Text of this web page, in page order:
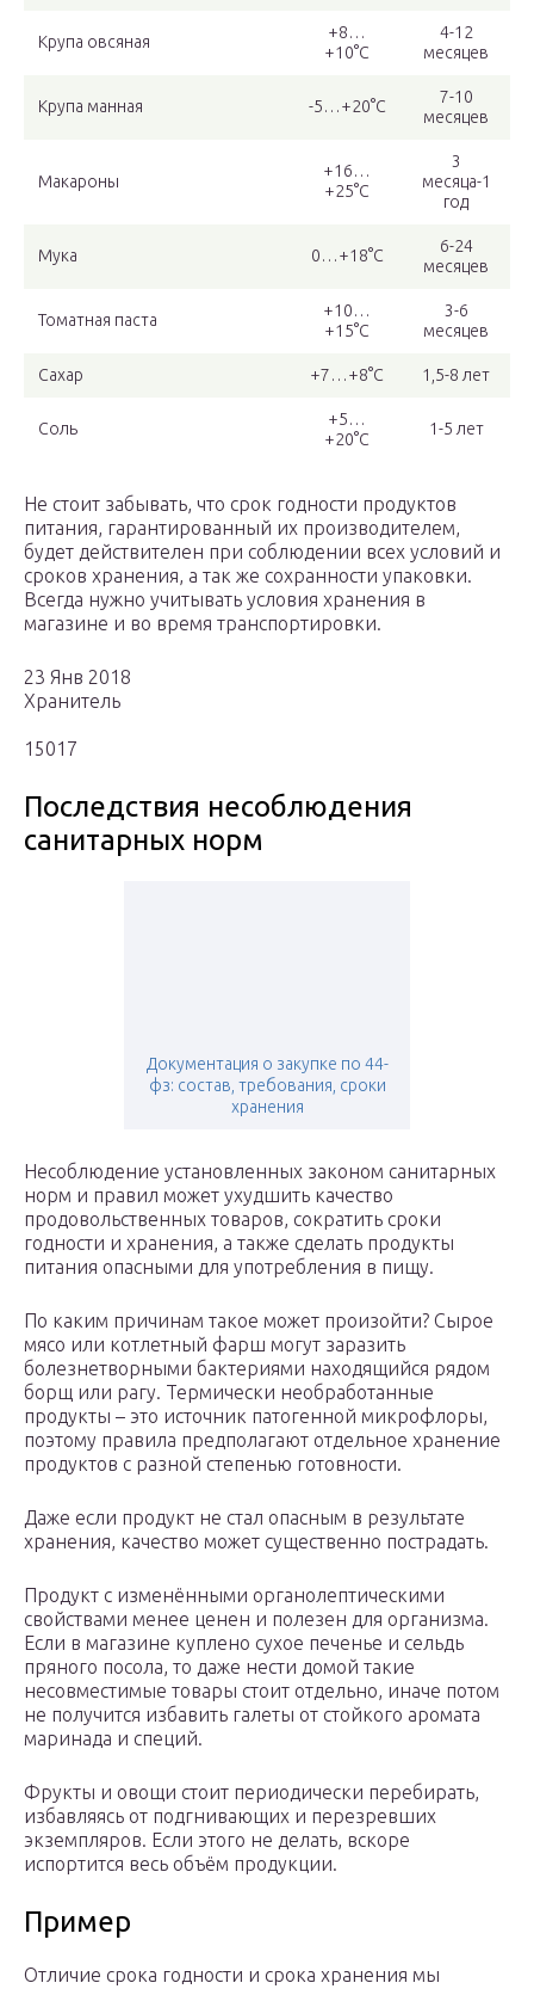
Крупа овсяная
+8…
+10°С
4-12
месяцев
Крупа манная -5…+20°С
7-10
месяцев
Макароны
+16…
+25°С
3
месяца-1
год
Мука 0…+18°С
6-24
месяцев
Томатная паста
+10…
+15°С
3-6
месяцев
Сахар +7…+8°С 1,5-8 лет
Соль
+5…
+20°С
1-5 лет
Не стоит забывать, что срок годности продуктов
питания, гарантированный их производителем,
будет действителен при соблюдении всех условий и
сроков хранения, а так же сохранности упаковки.
Всегда нужно учитывать условия хранения в
магазине и во время транспортировки.
23 Янв 2018
Хранитель
15017
Последствия несоблюдения
санитарных норм
Документация о закупке по 44-
фз: состав, требования, сроки
хранения
Несоблюдение установленных законом санитарных
норм и правил может ухудшить качество
продовольственных товаров, сократить сроки
годности и хранения, а также сделать продукты
питания опасными для употребления в пищу.
По каким причинам такое может произойти? Сырое
мясо или котлетный фарш могут заразить
болезнетворными бактериями находящийся рядом
борщ или рагу. Термически необработанные
продукты – это источник патогенной микрофлоры,
поэтому правила предполагают отдельное хранение
продуктов с разной степенью готовности.
Даже если продукт не стал опасным в результате
хранения, качество может существенно пострадать.
Продукт с изменёнными органолептическими
свойствами менее ценен и полезен для организма.
Если в магазине куплено сухое печенье и сельдь
пряного посола, то даже нести домой такие
несовместимые товары стоит отдельно, иначе потом
не получится избавить галеты от стойкого аромата
маринада и специй.
Фрукты и овощи стоит периодически перебирать,
избавляясь от подгнивающих и перезревших
экземпляров. Если этого не делать, вскоре
испортится весь объём продукции.
Пример
Отличие срока годности и срока хранения мы